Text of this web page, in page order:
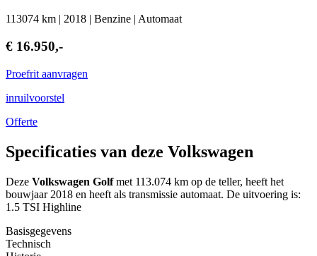
113074 km | 2018 | Benzine | Automaat
€ 16.950,-
Proefrit aanvragen
inruilvoorstel
Offerte
Specificaties van deze Volkswagen
Deze Volkswagen Golfmet 113.074 km op de teller, heeft het
bouwjaar 2018 en heeft als transmissie automaat. De uitvoering is:
1.5 TSI Highline
Basisgegevens
Technisch